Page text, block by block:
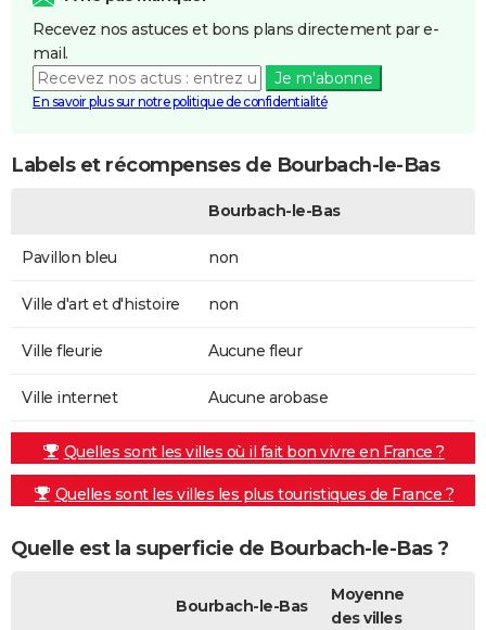
Recevez nos astuces et bons plans directement par e-
mail.
Je m'abonne
En savoir plus sur notre politique de confidentialité
Labels et récompenses de Bourbach-le-Bas
Bourbach-le-Bas
Pavillon bleu non
Ville d'art et d'histoire non
Ville fleurie Aucune fleur
Ville internet Aucune arobase
Quelles sont les villes où il fait bon vivre en France ?
Quelles sont les villes les plus touristiques de France ?
Quelle est la superficie de Bourbach-le-Bas ?
Bourbach-le-Bas
Moyenne
des villes